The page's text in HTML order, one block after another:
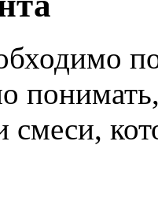
смеси,